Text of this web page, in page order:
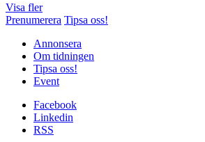
Visa fler
Prenumerera Tipsa oss!
Annonsera
Om tidningen
Tipsa oss!
Event
Facebook
Linkedin
RSS